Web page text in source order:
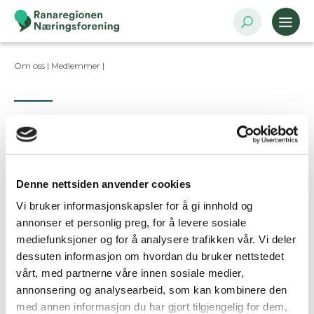
Denne nettsiden anvender cookies
Vi bruker informasjonskapsler for å gi innhold og
annonser et personlig preg, for å levere sosiale
mediefunksjoner og for å analysere trafikken vår. Vi deler
dessuten informasjon om hvordan du bruker nettstedet
vårt, med partnerne våre innen sosiale medier,
annonsering og analysearbeid, som kan kombinere den
med annen informasjon du har gjort tilgjengelig for dem,
Om oss | Medlemmer |
Ta kontakt
Er dette din bedriftsprofil?
Klikk her for å be om redigeringstilgang